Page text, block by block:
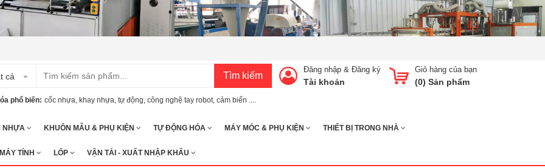
cả Tìm kiếm
phổ biến:cốc nhựa khay nhựa tự động công nghệ tay robot cảm biến ....
Giỏ hàng của bạn
(0) Sản phẩm
Đăng nhập & Đăng ký
Tài khoản
NHỰA KHUÔN MẪU & PHỤ KIỆN TỰ ĐỘNG HÓA MÁY MÓC & PHỤ KIỆN THIẾT BỊ TRONG NHÀ
TÍNH LỐP VẬN TẢI - XUẤT NHẬP KHẨU